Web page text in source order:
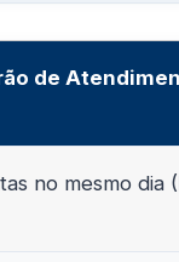
de
no mesmo dia